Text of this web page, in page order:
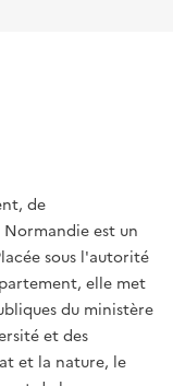
de
est un
sous l'autorité
elle met
du ministère
et des
et la nature, le